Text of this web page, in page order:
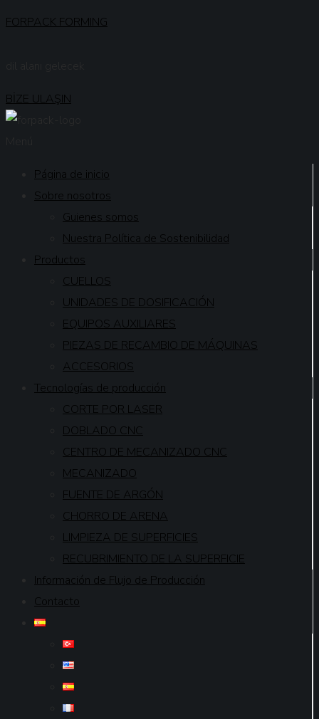
FORPACK FORMING
BİZE ULAŞIN
Página de inicio
Sobre nosotros
Guienes somos
Nuestra Política de Sostenibilidad
Productos
CUELLOS
UNIDADES DE DOSIFICACIÓN
EQUIPOS AUXILIARES
PIEZAS DE RECAMBIO DE MÁQUINAS
ACCESORIOS
Tecnologías de producción
CORTE POR LASER
DOBLADO CNC
CENTRO DE MECANIZADO CNC
MECANIZADO
FUENTE DE ARGÓN
CHORRO DE ARENA
LIMPIEZA DE SUPERFICIES
RECUBRIMIENTO DE LA SUPERFICIE
Información de Flujo de Producción
Contacto